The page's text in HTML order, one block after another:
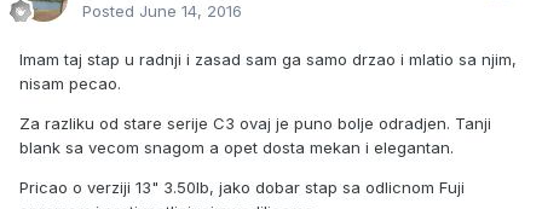
Posted June 14, 2016
Imam taj stap u radnji i zasad sam ga samo drzao i mlatio sa njim,
nisam pecao.
Za razliku od stare serije C3 ovaj je puno bolje odradjen. Tanji
blank sa vecom snagom a opet dosta mekan i elegantan.
Pricao o verziji 13" 3.50lb, jako dobar stap sa odlicnom Fuji